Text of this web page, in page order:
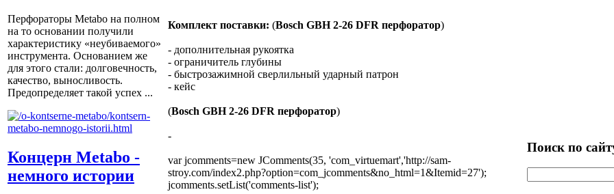
Перфораторы Metabo на полном
на то основании получили
характеристику «неубиваемого»
инструмента. Основанием же
для этого стали: долговечность,
качество, выносливость.
Предопределяет такой успех ...
Концерн Metabo -
немного истории
Комплект поставки: (Bosch GBH 2-26 DFR перфоратор)
- дополнительная рукоятка
- ограничитель глубины
- быстрозажимной сверлильный ударный патрон
- кейс
(Bosch GBH 2-26 DFR перфоратор)
-
var jcomments=new JComments(35, 'com_virtuemart','http://sam-
stroy.com/index2.php?option=com_jcomments&no_html=1&Itemid=27');
jcomments.setList('comments-list');
Поиск по